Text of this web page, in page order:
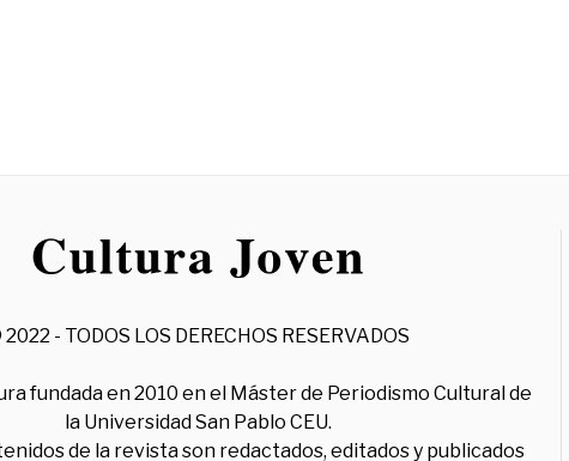
- TODOS LOS DERECHOS RESERVADOS
fundada en 2010 en el Máster de Periodismo Cultural de
la Universidad San Pablo CEU.
de la revista son redactados, editados y publicados